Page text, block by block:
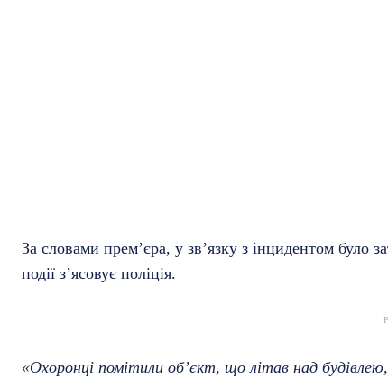
За словами прем’єра, у зв’язку з інцидентом було
події з’ясовує поліція.
«Охоронці помітили об’єкт, що літав над